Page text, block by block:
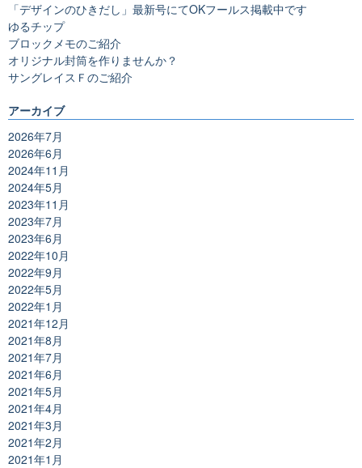
「デザインのひきだし」最新号にてOKフールス掲載中です
ゆるチップ
ブロックメモのご紹介
オリジナル封筒を作りませんか？
サングレイスＦのご紹介
アーカイブ
2026年7月
2026年6月
2024年11月
2024年5月
2023年11月
2023年7月
2023年6月
2022年10月
2022年9月
2022年5月
2022年1月
2021年12月
2021年8月
2021年7月
2021年6月
2021年5月
2021年4月
2021年3月
2021年2月
2021年1月